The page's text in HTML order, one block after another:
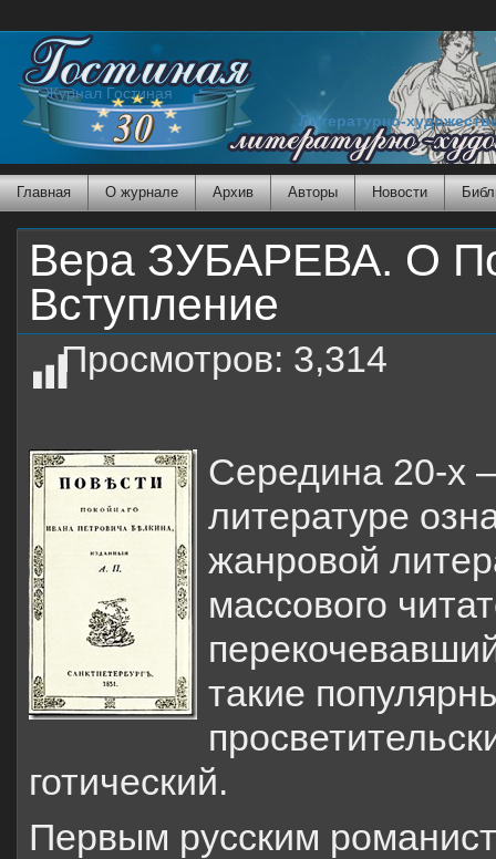
Журнал Гостиная
Литературно-
Главная О журнале Архив Авторы Новости
Вера ЗУБАРЕВА. О
Вступление
Просмотров: 3,314
Середина 20-х
литературе
жанровой
массового
такие
готический.
Первым русским